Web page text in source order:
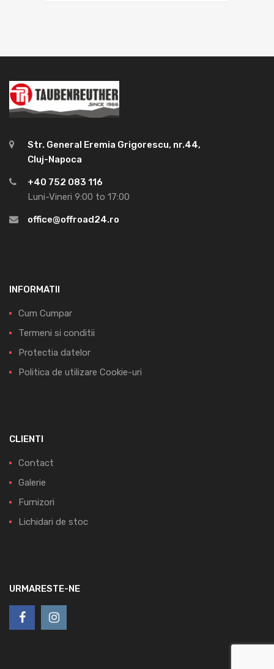
Str. General Eremia Grigorescu, nr.44,
Cluj-Napoca
+40 752 083 116
Luni-Vineri 9:00 to 17:00
office@offroad24.ro
INFORMATII
Cum Cumpar
Termeni si conditii
Protectia datelor
Politica de utilizare Cookie-uri
CLIENTI
Contact
Galerie
Furnizori
Lichidari de stoc
URMARESTE-NE